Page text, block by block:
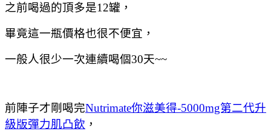
之前喝過的頂多是12罐，
畢竟這一瓶價格也很不便宜，
一般人很少一次連續喝個30天~~
前陣子才剛喝完Nutrimate你滋美得-5000mg第二代升
級版彈力肌凸飲 ，